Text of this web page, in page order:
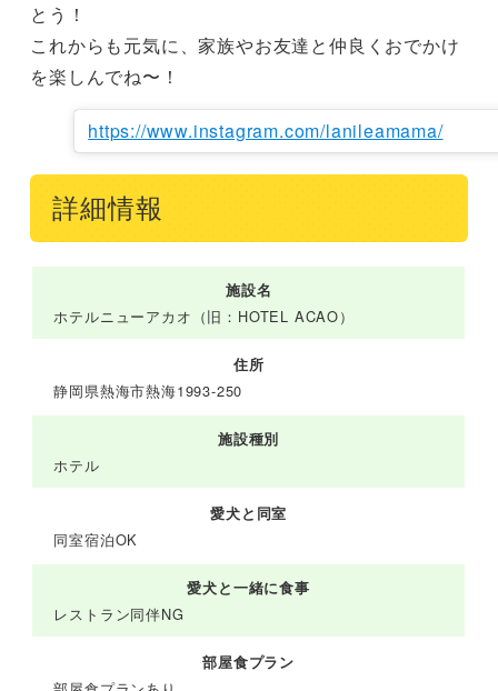
とう！
これからも元気に、家族やお友達と仲良くおでかけ
を楽しんでね〜！
https://www.instagram.com/lanileamama/
詳細情報
施設名
ホテルニューアカオ（旧：HOTEL ACAO）
住所
静岡県熱海市熱海1993-250
施設種別
ホテル
愛犬と同室
同室宿泊OK
愛犬と一緒に食事
レストラン同伴NG
部屋食プラン